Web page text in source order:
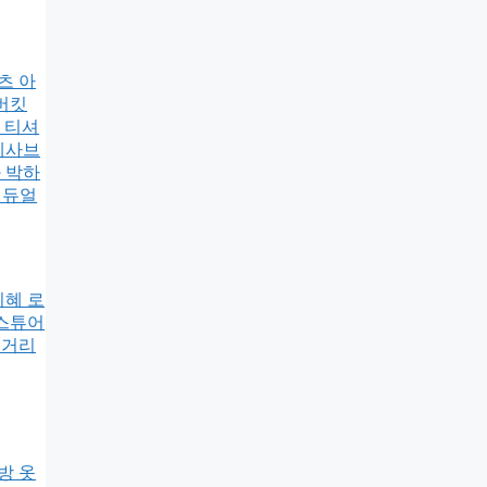
아
킷
셔
브
박하
얼
로
튜어
리
옷